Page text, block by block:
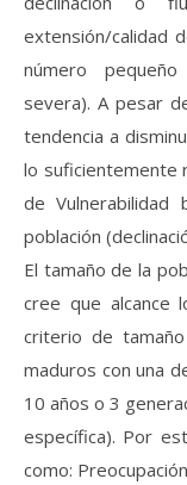
extensión/calidad
número
severa). A pesar
tendencia a
lo suficientemente
de
población
El tamaño de la
cree que alcance
criterio de
maduros con una
10 años o 3
específica). Por
como: